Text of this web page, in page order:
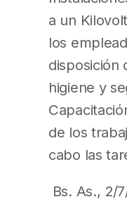
a un
los
disposición
higiene y
de los
cabo las
Bs. As., 2/